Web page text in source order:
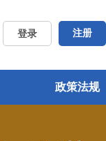
登录 注册
政策法规